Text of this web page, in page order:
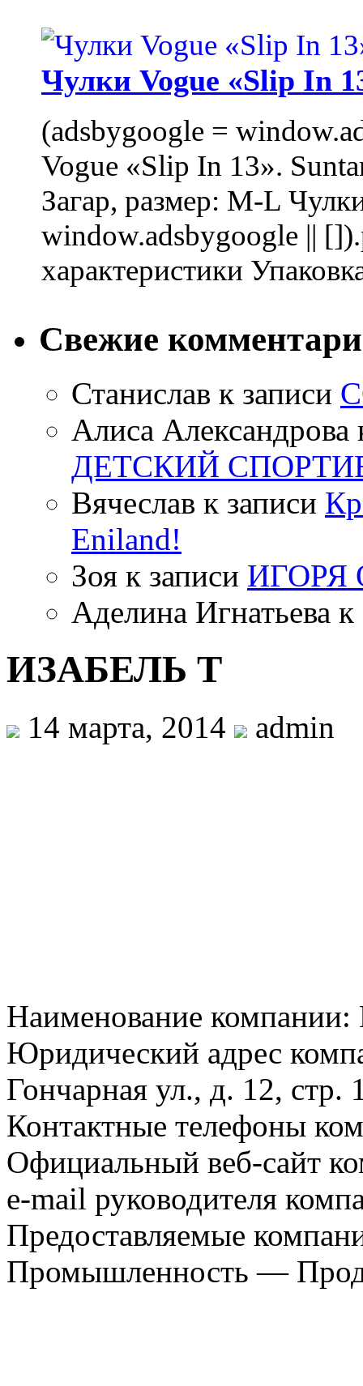
Чулки Vogue «Slip In
(adsbygoogle =
Vogue «Slip In 13».
Загар, размер: M-L
window.adsbygoogle ||
характеристики
Свежие
Станислав к записи
Алиса Александрова
ДЕТСКИЙ
Вячеслав к записи
Eniland!
Зоя к записи ИГОРЯ
Аделина Игнатьева к
ИЗАБЕЛЬ Т
14 марта, 2014 admin
Наименование
Юридический адрес
Гончарная ул., д. 12, стр.
Контактные телефоны
Официальный веб-сайт
e-mail руководителя
Предоставляемые
Промышленность —